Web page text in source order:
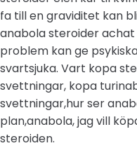
fa till en graviditet kan
anabola steroider achat
problem kan ge
svartsjuka. Vart kopa
svettningar, kopa
svettningar,hur ser
plan,anabola, jag vill
steroiden.